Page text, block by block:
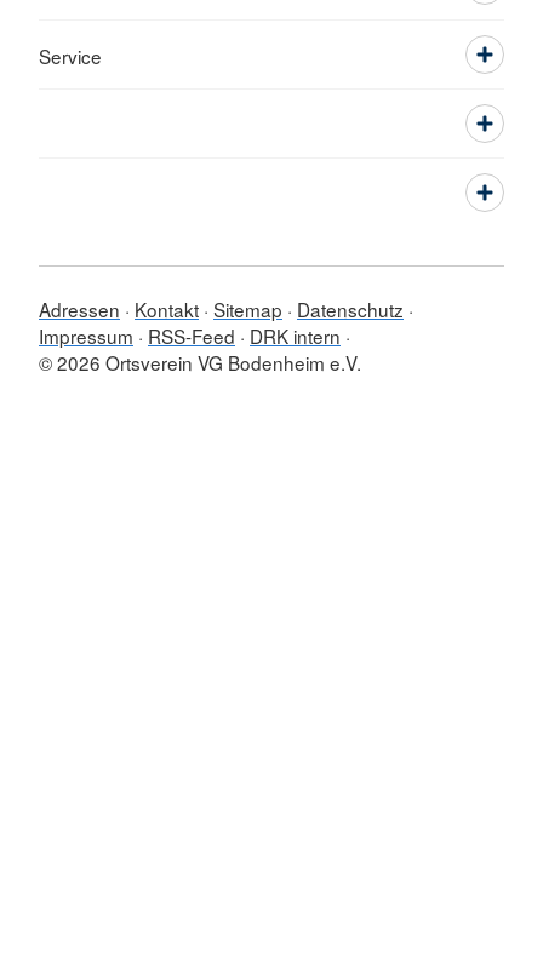
Service
Adressen Kontakt Sitemap
Datenschutz
Impressum
RSS-Feed
DRK intern
© 2026 Ortsverein VG Bodenheim e.V.